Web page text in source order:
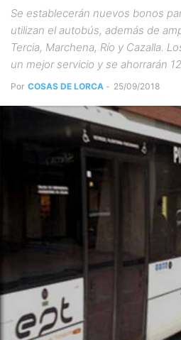
Se establecerán nuevos bonos
utilizan el autobús, además de
Tercia, Marchena, Río y Cazalla.
un mejor servicio y se ahorrarán
Por COSAS DE LORCA - 25/09/2018